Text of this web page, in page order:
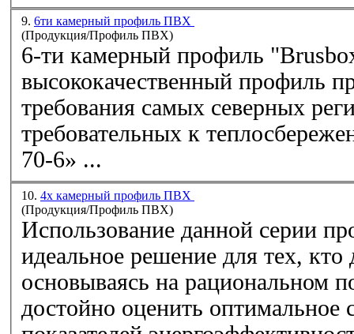
9. 6ти камерный профиль ПВХ
(Продукция/Профиль ПВХ)
6-ти камерный профиль
высококачественный профиль
требования самых северных
требовательных к
70-6» ...
10. 4х камерный профиль ПВХ
(Продукция/Профиль ПВХ)
Использование данной серии
идеальное решение для тех, кто
основываясь на рациональном
достойно оценить оптимальное